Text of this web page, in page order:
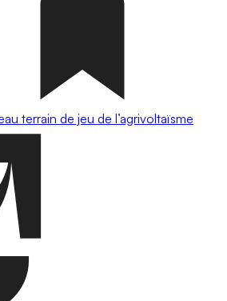
terrain de jeu de l’agrivoltaïsme